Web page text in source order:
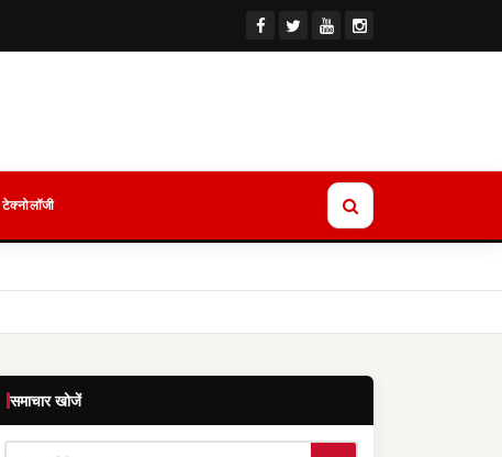
टेक्नोलॉजी
समाचार खोजें